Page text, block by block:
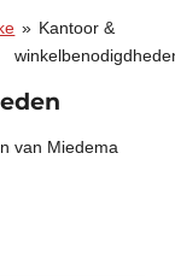
» Kantoor &
van Miedema